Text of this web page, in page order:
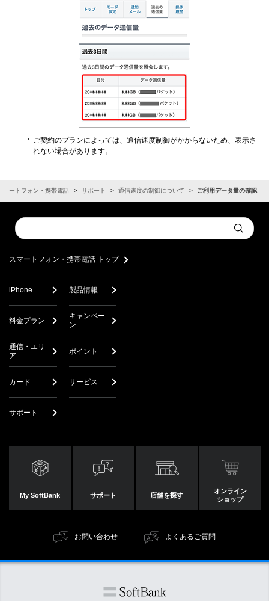
ご契約のプランによっては、通信速度制御がかからないため、表示さ
れない場合があります。
マートフォン・携帯電話 サポート 通信速度の制御について ご利用データ量の確認
Conduct
a
Submit
スマートフォン・携帯電話 トップ
iPhone 製品情報
料金プラン
キャンペー
ン
通信・エリ
ア
ポイント
カード サービス
サポート
My SoftBank サポート 店舗を探す
オンライン
ショップ
お問い合わせ よくあるご質問